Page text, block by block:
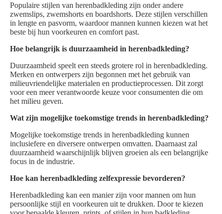
Populaire stijlen van herenbadkleding zijn onder andere
zwemslips, zwemshorts en boardshorts. Deze stijlen verschillen
in lengte en pasvorm, waardoor mannen kunnen kiezen wat het
beste bij hun voorkeuren en comfort past.
Hoe belangrijk is duurzaamheid in herenbadkleding?
Duurzaamheid speelt een steeds grotere rol in herenbadkleding.
Merken en ontwerpers zijn begonnen met het gebruik van
milieuvriendelijke materialen en productieprocessen. Dit zorgt
voor een meer verantwoorde keuze voor consumenten die om
het milieu geven.
Wat zijn mogelijke toekomstige trends in herenbadkleding?
Mogelijke toekomstige trends in herenbadkleding kunnen
inclusiefere en diversere ontwerpen omvatten. Daarnaast zal
duurzaamheid waarschijnlijk blijven groeien als een belangrijke
focus in de industrie.
Hoe kan herenbadkleding zelfexpressie bevorderen?
Herenbadkleding kan een manier zijn voor mannen om hun
persoonlijke stijl en voorkeuren uit te drukken. Door te kiezen